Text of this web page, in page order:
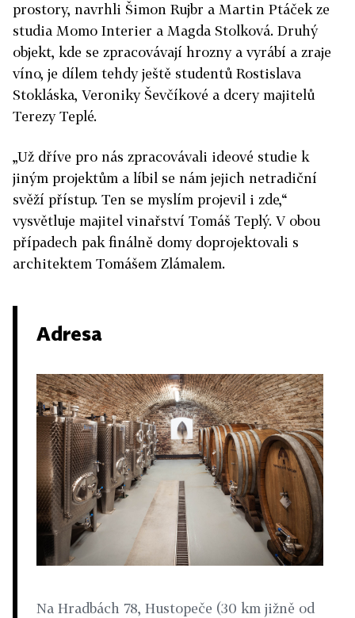
prostory, navrhli Šimon Rujbr a Martin Ptáček ze
studia Momo Interier a Magda Stolková. Druhý
objekt, kde se zpracovávají hrozny a vyrábí a zraje
víno, je dílem tehdy ještě studentů Rostislava
Stokláska, Veroniky Ševčíkové a dcery majitelů
Terezy Teplé.
„Už dříve pro nás zpracovávali ideové studie k
jiným projektům a líbil se nám jejich netradiční
svěží přístup. Ten se myslím projevil i zde,“
vysvětluje majitel vinařství Tomáš Teplý. V obou
případech pak finálně domy doprojektovali s
architektem Tomášem Zlámalem.
Adresa
Na Hradbách 78, Hustopeče (30 km jižně od